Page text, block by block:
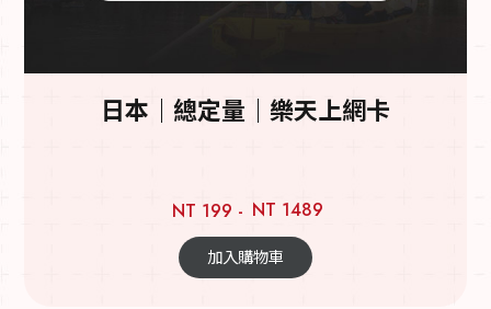
日本｜總定量｜樂天上網卡
NT 199 - NT 1489
加入購物車